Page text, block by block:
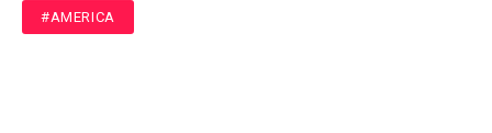
#AMERICA